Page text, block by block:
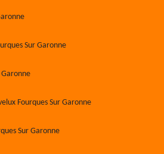
Sur Garonne
Garonne
Fourques Sur Garonne
Sur Garonne